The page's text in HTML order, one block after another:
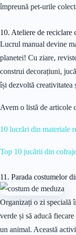
împreună pet-urile
10. Ateliere de reciclare
Lucrul manual devine
planetei! Cu ziare,
construi decorațiuni,
își dezvoltă creativitatea
Avem o listă de articole
10 lucrări din materiale
Top 10 jucării din
11. Parada costumelor
Organizați o zi specială
verde și să aducă
un animal. Această